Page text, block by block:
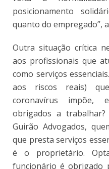
posicionamento
quanto do empregado”,
Outra situação crítica
aos profissionais que
como serviços
aos riscos reais)
coronavírus impõe,
obrigados a
Guirão Advogados,
que presta serviços
é o proprietário.
funcionário é obrigado